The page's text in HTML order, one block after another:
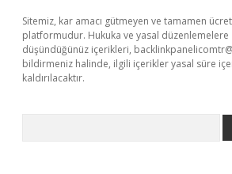
Sitemiz, kar amacı gütmeyen ve tamamen
platformudur. Hukuka ve yasal düzenlemelere
düşündüğünüz içerikleri,
bildirmeniz halinde, ilgili içerikler yasal süre
kaldırılacaktır.